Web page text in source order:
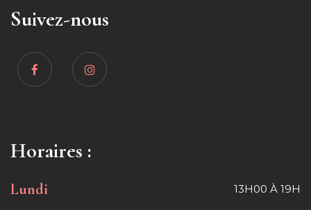
Suivez-nous
Horaires :
Lundi 13H00 À 19H